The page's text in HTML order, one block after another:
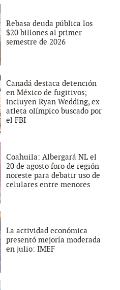
Rebasa deuda pública los
$20 billones al primer
semestre de 2026
Canadá destaca detención
en México de fugitivos;
incluyen Ryan Wedding, ex
atleta olímpico buscado por
el FBI
Coahuila: Albergará NL el
20 de agosto foro de región
noreste para debatir uso de
celulares entre menores
La actividad económica
presentó mejoría moderada
en julio: IMEF